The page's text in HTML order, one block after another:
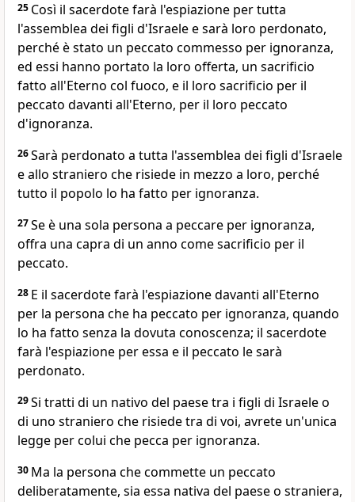
25 Così il sacerdote farà l'espiazione per tutta
l'assemblea dei figli d'Israele e sarà loro perdonato,
perché è stato un peccato commesso per ignoranza,
ed essi hanno portato la loro offerta, un sacrificio
fatto all'Eterno col fuoco, e il loro sacrificio per il
peccato davanti all'Eterno, per il loro peccato
d'ignoranza.
26Sarà perdonato a tutta l'assemblea dei figli d'Israele
e allo straniero che risiede in mezzo a loro, perché
tutto il popolo lo ha fatto per ignoranza.
27Se è una sola persona a peccare per ignoranza,
offra una capra di un anno come sacrificio per il
peccato.
28 E il sacerdote farà l'espiazione davanti all'Eterno
per la persona che ha peccato per ignoranza, quando
lo ha fatto senza la dovuta conoscenza; il sacerdote
farà l'espiazione per essa e il peccato le sarà
perdonato.
29Si tratti di un nativo del paese tra i figli di Israele o
di uno straniero che risiede tra di voi, avrete un'unica
legge per colui che pecca per ignoranza.
30 Ma la persona che commette un peccato
deliberatamente, sia essa nativa del paese o straniera,